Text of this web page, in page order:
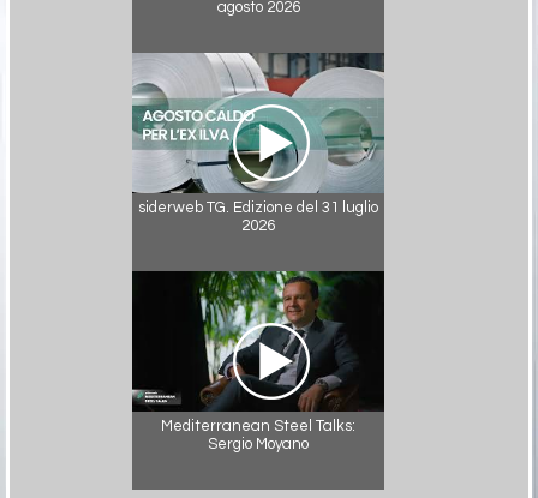
agosto 2026
siderweb TG. Edizione del 31 luglio
2026
Mediterranean Steel Talks:
Sergio Moyano